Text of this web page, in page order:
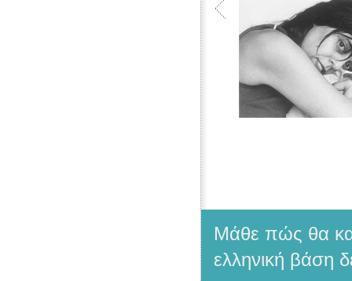
Μάθε πώς θα
ελληνική βάση